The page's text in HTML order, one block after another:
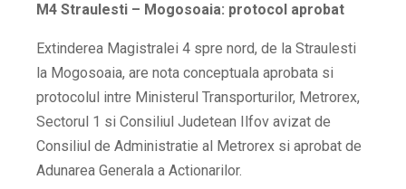
M4 Straulesti – Mogosoaia: protocol aprobat
Extinderea Magistralei 4 spre nord, de la Straulesti
la Mogosoaia, are nota conceptuala aprobata si
protocolul intre Ministerul Transporturilor, Metrorex,
Sectorul 1 si Consiliul Judetean Ilfov avizat de
Consiliul de Administratie al Metrorex si aprobat de
Adunarea Generala a Actionarilor.